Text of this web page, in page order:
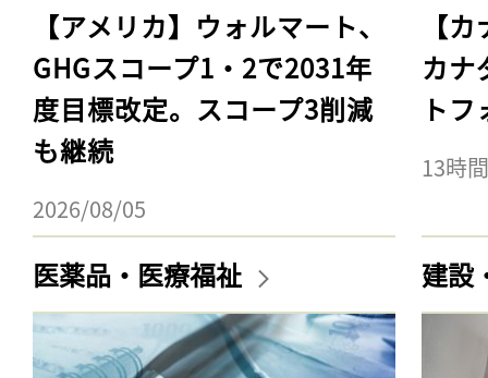
【アメリカ】ウォルマート、
GHGスコープ1・2で2031年
度目標改定。スコープ3削減
も継続
2026/08/05
【
カナ
ト
13時
医薬品・医療福祉 建設